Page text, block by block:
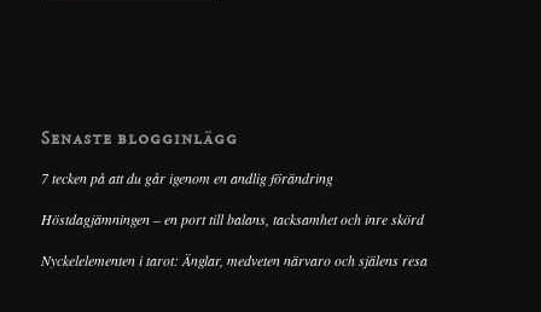
Senaste blogginlägg
7 tecken på att du går igenom en andlig förändring
Höstdagjämningen – en port till balans, tacksamhet och inre skörd
Nyckelelementen i tarot: Änglar, medveten närvaro och själens resa